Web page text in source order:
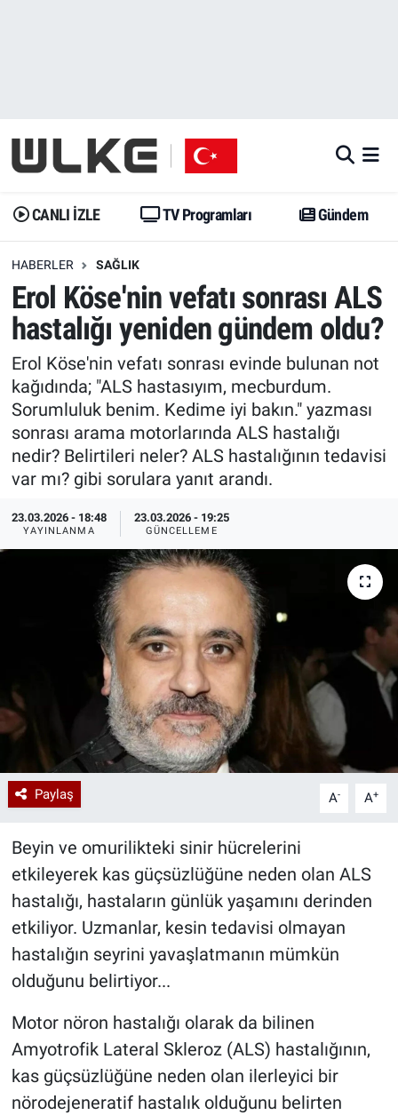
CANLI İZLE TV Programları Gündem
HABERLER SAĞLIK
Erol Köse'nin vefatı sonrası ALS
hastalığı yeniden gündem oldu?
Erol Köse'nin vefatı sonrası evinde bulunan not
kağıdında; "ALS hastasıyım, mecburdum.
Sorumluluk benim. Kedime iyi bakın." yazması
sonrası arama motorlarında ALS hastalığı
nedir? Belirtileri neler? ALS hastalığının tedavisi
var mı? gibi sorulara yanıt arandı.
23.03.2026 - 18:48
YAYINLANMA
23.03.2026 - 19:25
GÜNCELLEME
Paylaş A- A+
Beyin ve omurilikteki sinir hücrelerini
etkileyerek kas güçsüzlüğüne neden olan ALS
hastalığı, hastaların günlük yaşamını derinden
etkiliyor. Uzmanlar, kesin tedavisi olmayan
hastalığın seyrini yavaşlatmanın mümkün
olduğunu belirtiyor...
Motor nöron hastalığı olarak da bilinen
Amyotrofik Lateral Skleroz (ALS) hastalığının,
kas güçsüzlüğüne neden olan ilerleyici bir
nörodejeneratif hastalık olduğunu belirten
Gündem
Dünya
Erişim Bilgileri
Ekonomi
Trend
Özel Haberler
Yazarlar
Gündem
Trend
Erişim Bilgileri
Spor
Ekonomi
Dünya
Medya
Özel Haberler
Erişim Bilgileri
Teknoloji
Ramazan
İstanbul Namaz Vakitleri
Trafik Durumu
Erişim Bilgileri
Tüm Manşetler
Son Dakika Haberleri
Haber Arşivi